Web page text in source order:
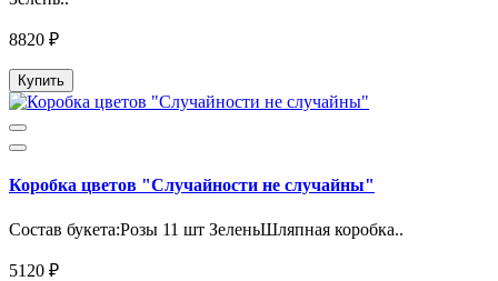
8820 ₽
Купить
Коробка цветов "Случайности не случайны"
Состав букета:Розы 11 шт ЗеленьШляпная коробка..
5120 ₽